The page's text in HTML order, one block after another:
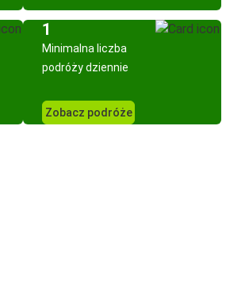
1
Minimalna liczba
podróży dziennie
Zobacz podróże